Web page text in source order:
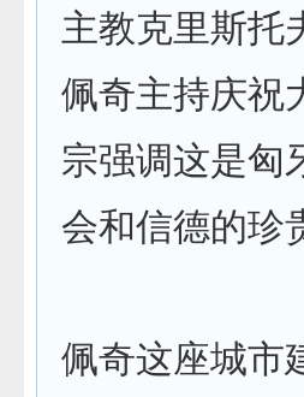
主教克里斯托
佩奇主持庆祝
宗强调这是匈
会和信德的珍
佩奇这座城市